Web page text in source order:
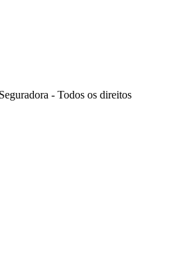
- Todos os direitos